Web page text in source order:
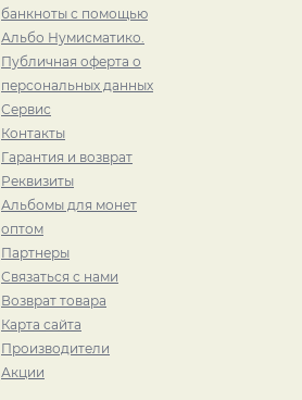
банкноты с помощью
Альбо Нумисматико.
Публичная оферта о
персональных данных
Сервис
Контакты
Гарантия и возврат
Реквизиты
Альбомы для монет
оптом
Партнеры
Связаться с нами
Возврат товара
Карта сайта
Производители
Акции